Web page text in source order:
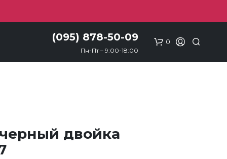
(095) 878-50-09
Пн-Пт – 9:00-18:00
0
двойка